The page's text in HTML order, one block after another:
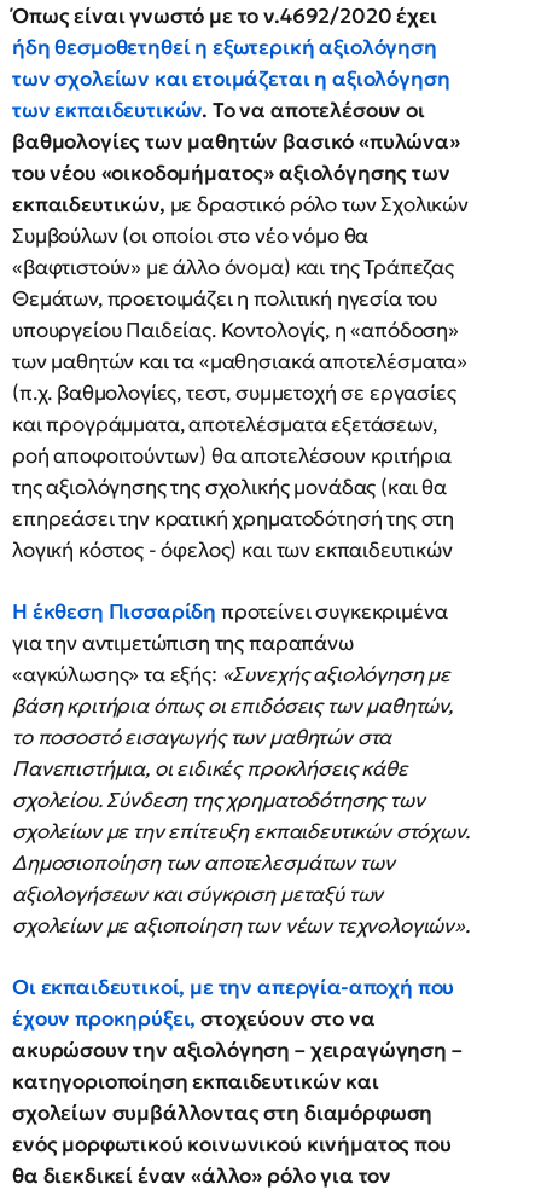
Όπως είναι γνωστό με το ν.4692/2020 έχει
ήδη θεσμοθετηθεί η εξωτερική αξιολόγηση
των σχολείων και ετοιμάζεται η αξιολόγηση
των εκπαιδευτικών. Το να αποτελέσουν οι
βαθμολογίες των μαθητών βασικό «πυλώνα»
του νέου «οικοδομήματος» αξιολόγησης των
εκπαιδευτικών, με δραστικό ρόλο των Σχολικών
Συμβούλων (οι οποίοι στο νέο νόμο θα
«βαφτιστούν» με άλλο όνομα) και της Τράπεζας
Θεμάτων, προετοιμάζει η πολιτική ηγεσία του
υπουργείου Παιδείας. Κοντολογίς, η «απόδοση»
των μαθητών και τα «μαθησιακά αποτελέσματα»
(π.χ. βαθμολογίες, τεστ, συμμετοχή σε εργασίες
και προγράμματα, αποτελέσματα εξετάσεων,
ροή αποφοιτούντων) θα αποτελέσουν κριτήρια
της αξιολόγησης της σχολικής μονάδας (και θα
επηρεάσει την κρατική χρηματοδότησή της στη
λογική κόστος - όφελος) και των εκπαιδευτικών
Η έκθεση Πισσαρίδη προτείνει συγκεκριμένα
για την αντιμετώπιση της παραπάνω
«αγκύλωσης» τα εξής: «Συνεχής αξιολόγηση με
βάση κριτήρια όπως οι επιδόσεις των μαθητών,
το ποσοστό εισαγωγής των μαθητών στα
Πανεπιστήμια, οι ειδικές προκλήσεις κάθε
σχολείου. Σύνδεση της χρηματοδότησης των
σχολείων με την επίτευξη εκπαιδευτικών στόχων.
Δημοσιοποίηση των αποτελεσμάτων των
αξιολογήσεων και σύγκριση μεταξύ των
σχολείων με αξιοποίηση των νέων τεχνολογιών».
Οι εκπαιδευτικοί, με την απεργία-αποχή που
έχουν προκηρύξει,στοχεύουν στο να
ακυρώσουν την αξιολόγηση – χειραγώγηση –
κατηγοριοποίηση εκπαιδευτικών και
σχολείων συμβάλλοντας στη διαμόρφωση
ενός μορφωτικού κοινωνικού κινήματος που
θα διεκδικεί έναν «άλλο» ρόλο για τον